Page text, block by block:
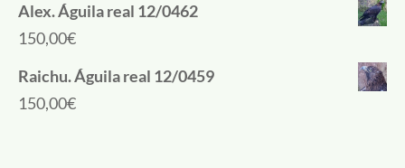
Alex. Águila real 12/0462
150,00€
Raichu. Águila real 12/0459
150,00€